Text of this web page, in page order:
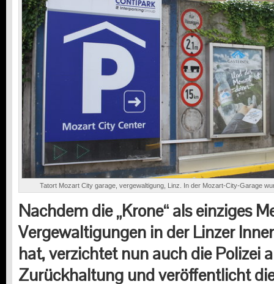
Tatort Mozart City garage, vergewaltigung, Linz. In der Mozart-City-Garage
Nachdem die „Krone“ als einziges
Vergewaltigungen in der Linzer
hat, verzichtet nun auch die Polizei
Zurückhaltung und veröffentlicht